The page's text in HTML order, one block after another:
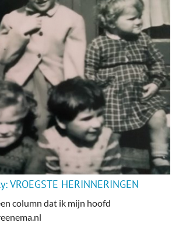
VROEGSTE HERINNERINGEN
column dat ik mijn hoofd